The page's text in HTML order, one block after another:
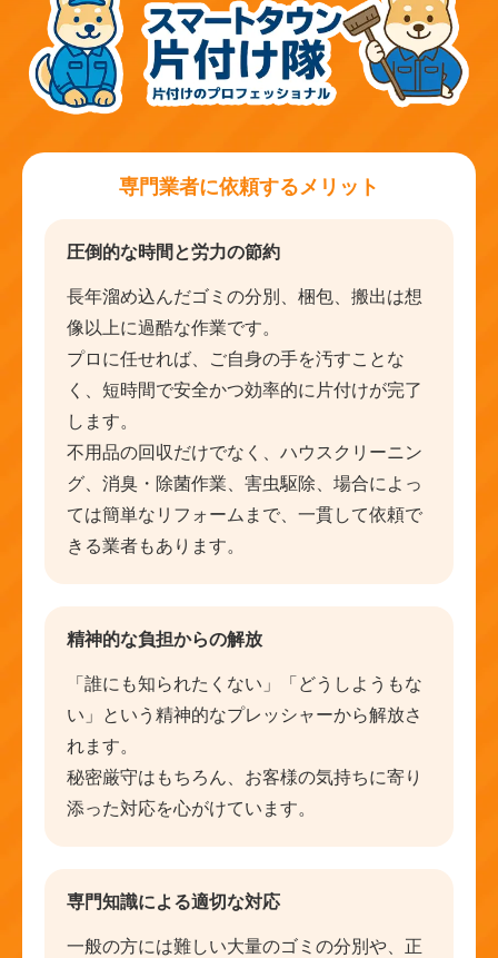
専門業者に依頼するメリット
圧倒的な時間と労力の節約
長年溜め込んだゴミの分別、梱包、搬出は想
像以上に過酷な作業です。
プロに任せれば、ご自身の手を汚すことな
く、短時間で安全かつ効率的に片付けが完了
します。
不用品の回収だけでなく、ハウスクリーニン
グ、消臭・除菌作業、害虫駆除、場合によっ
ては簡単なリフォームまで、一貫して依頼で
きる業者もあります。
精神的な負担からの解放
「誰にも知られたくない」「どうしようもな
い」という精神的なプレッシャーから解放さ
れます。
秘密厳守はもちろん、お客様の気持ちに寄り
添った対応を心がけています。
専門知識による適切な対応
一般の方には難しい大量のゴミの分別や、正